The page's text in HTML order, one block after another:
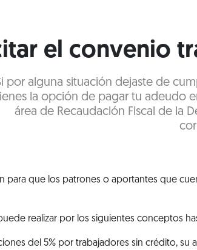
el convenio
por alguna situación dejaste de
la opción de pagar tu adeudo
área de Recaudación Fiscal de la
para que los patrones o aportantes que
realizar por los siguientes conceptos
del 5% por trabajadores sin crédito, su